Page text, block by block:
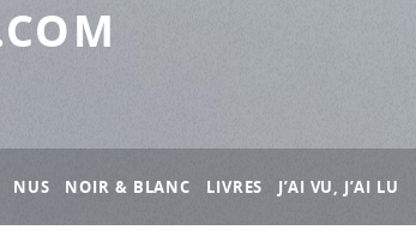
NUS NOIR & BLANC LIVRES J’AI VU, J’AI LU